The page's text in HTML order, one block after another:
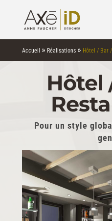
Accueil » Réalisations » Hôtel / Bar
Hôtel
Pour un style